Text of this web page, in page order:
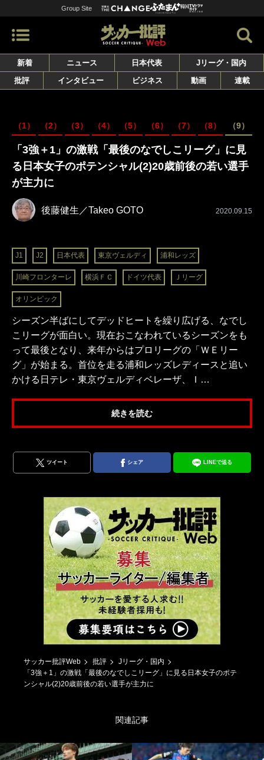
Group Site
新着 ニュース 日本代表
Jリーグ・国内
批評
インタビュー ビジネス 動画 連載
（1） （2） （3） （4） （5） （6） （7） （8） （9）
「3強＋1」の激戦「最後のなでしこリーグ」に見
る日本女子のポテンシャル(2)20歳前後の若い選手
が主力に
後藤健生／Takeo GOTO 2020.09.15
J1 J2 日本代表 東京ヴェルディ 浦和レッズ
川崎フロンターレ 横浜ＦＣ ドイツ代表 Ｊリーグ
オリンピック
シーズン半ばにしてデッドヒートを繰り広げる、なでし
こリーグが面白い。現在おこなわれているシーズンをも
って最後となり、来年からはプロリーグの「ＷＥリー
グ」が始まる。首位を走る浦和レッズレディースと追い
かける日テレ・東京ヴェルディベレーザ、Ｉ…
続きを読む
ツイート シェア LINEで送る
サッカー批評Web 批評
Jリーグ・国内
「3強＋1」の激戦「最後のなでしこリーグ」に見る日本女子のポテ
ンシャル(2)20歳前後の若い選手が主力に
関連記事